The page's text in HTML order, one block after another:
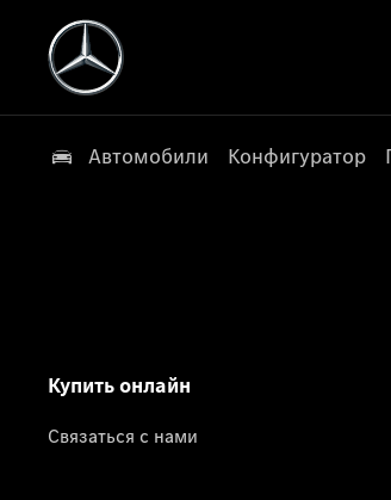
Автомобили Конфигуратор
Купить онлайн
Связаться с нами